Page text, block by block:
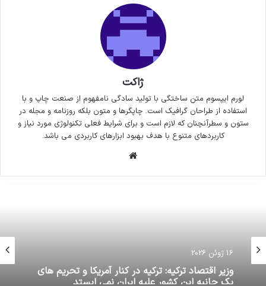
ژاکت
لورم ایپسوم متن ساختگی با تولید سادگی نامفهوم از صنعت چاپ و با
استفاده از طراحان گرافیک است. چاپگرها و متون بلکه روزنامه و مجله در
ستون و سطرآنچنان که لازم است و برای شرایط فعلی تکنولوژی مورد نیاز و
کاربردهای متنوع با هدف بهبود ابزارهای کاربردی می باشد.
16 ژوئن 2026
وزیر اقتصاد ترکیه: ترکیه در کنار آمریکا و تحریم های
یک جانبه این کشور علیه ایران نمی ایستد